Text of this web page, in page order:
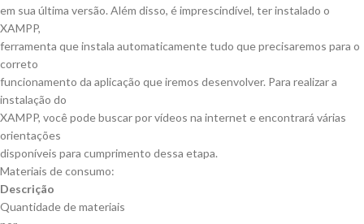
em sua última versão. Além disso, é imprescindível, ter instalado o
XAMPP,
ferramenta que instala automaticamente tudo que precisaremos para o
correto
funcionamento da aplicação que iremos desenvolver. Para realizar a
instalação do
XAMPP, você pode buscar por vídeos na internet e encontrará várias
orientações
disponíveis para cumprimento dessa etapa.
Materiais de consumo:
Descrição
Quantidade de materiais